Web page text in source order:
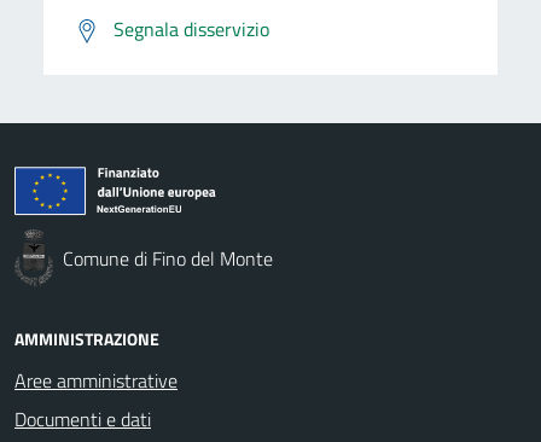
Segnala disservizio
Comune di Fino del Monte
AMMINISTRAZIONE
Aree amministrative
Documenti e dati